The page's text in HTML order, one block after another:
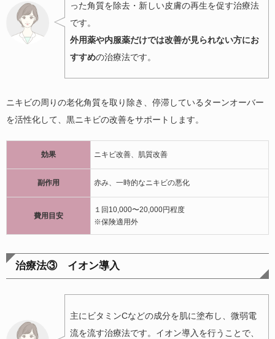
った角質を除去・新しい皮膚の再生を促す治療法
です。
外用薬や内服薬だけでは改善が見られない方にお
すすめの治療法です。
ニキビの周りの老化角質を取り除き、停滞しているターンオーバー
を活性化して、黒ニキビの改善をサポートします。
効果 ニキビ改善、肌質改善
副作用 赤み、一時的なニキビの悪化
費用目安
１回10,000〜20,000円程度
※保険適用外
治療法③ イオン導入
主にビタミンCなどの成分を肌に塗布し、微弱電
流を流す治療法です。イオン導入を行うことで、